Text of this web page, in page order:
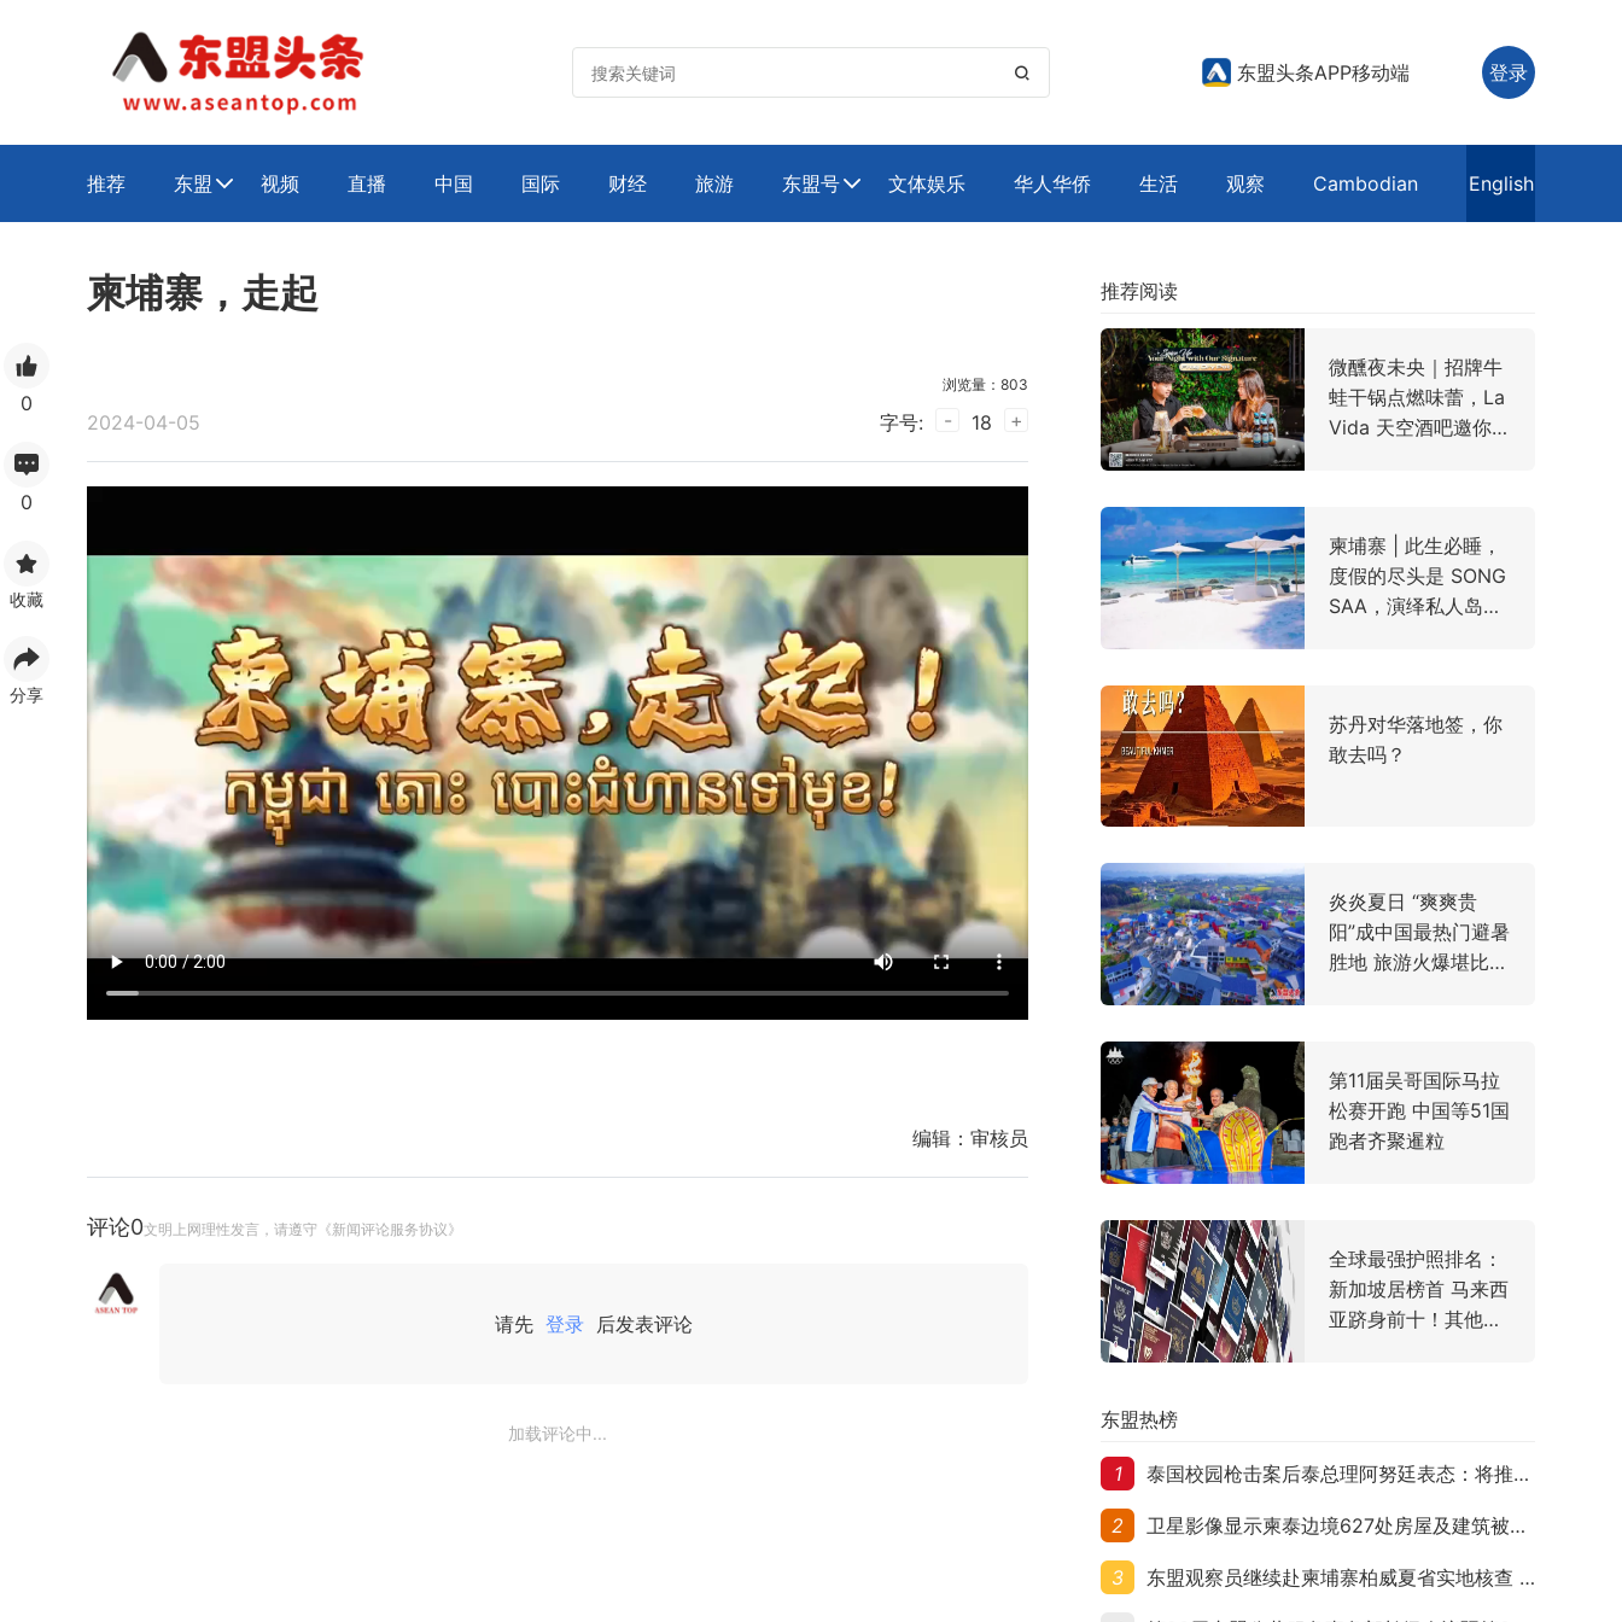
 东盟头条APP移动端 登录
推荐 东盟  视频 直播 中国 国际 财经 旅游 东盟号 文体娱乐 华人华侨 生活 观察 Cambodian English
0
0
收藏
分享
柬埔寨，走起
浏览量：803
2024-04-05 字号: - 18 +
编辑： 审核员
评论0文明上网理性发言，请遵守《新闻评论服务协议》
请先 登录 后发表评论
加载评论中...
推荐阅读
微醺夜未央｜招牌牛
蛙干锅点燃味蕾，La
Vida 天空酒吧邀你
柬埔寨 | 此生必睡，
度假的尽头是 SONG
SAA，演绎私人岛屿
苏丹对华落地签，你
敢去吗？
炎炎夏日 “爽爽贵
阳”成中国最热门避暑
胜地 旅游火爆堪比黄
第11届吴哥国际马拉
松赛开跑 中国等51国
跑者齐聚暹粒
全球最强护照排名：
新加坡居榜首 马来西
亚跻身前十！其他东
东盟热榜
1 泰国校园枪击案后泰总理阿努廷表态：将推动修法严控民众携枪
2 卫星影像显示柬泰边境627处房屋及建筑被夷平 人权组织呼吁保护平民财产
3 东盟观察员继续赴柬埔寨柏威夏省实地核查 走访遭袭柬埔寨平民村庄